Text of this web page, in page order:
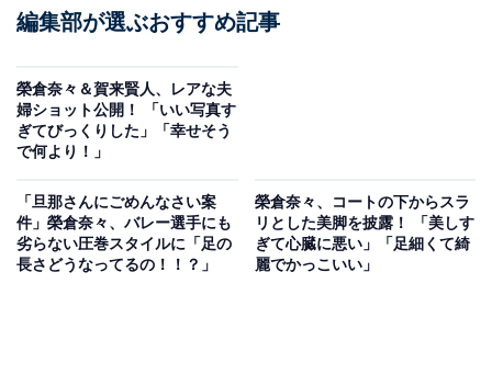
編集部が選ぶおすすめ記事
榮倉奈々＆賀来賢人、レアな夫
婦ショット公開！ 「いい写真す
ぎてびっくりした」「幸せそう
で何より！」
「旦那さんにごめんなさい案
件」榮倉奈々、バレー選手にも
劣らない圧巻スタイルに「足の
長さどうなってるの！！？」
榮倉奈々、コートの下からスラ
リとした美脚を披露！ 「美しす
ぎて心臓に悪い」「足細くて綺
麗でかっこいい」